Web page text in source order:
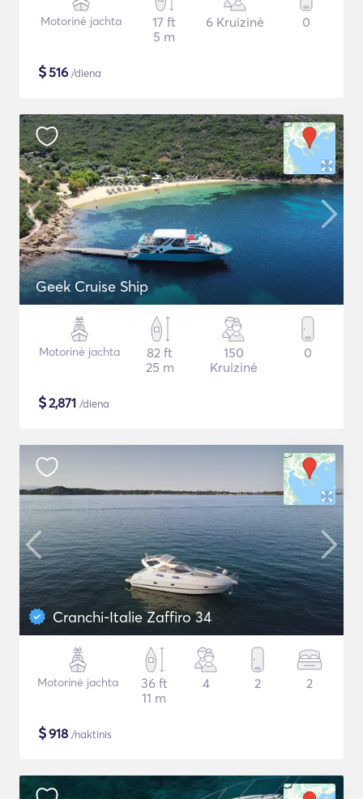
Motorinė jachta
17 ft
5 m
6 Kruizinė 0
$516 /diena
Geek Cruise Ship
Motorinė jachta
82 ft
25 m
150
Kruizinė
0
$2,871 /diena
Cranchi-Italie Zaffiro 34
Motorinė jachta
36 ft
11 m
4 2 2
$918 /naktinis